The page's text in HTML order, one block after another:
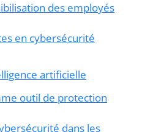
des employés
en cybersécurité
artificielle
outil de protection
dans les